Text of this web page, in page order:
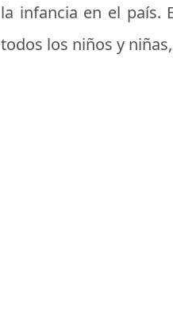
la infancia en el país.
todos los niños y